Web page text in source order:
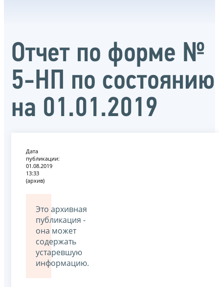
Отчет по форме №
5-НП по состоянию
на 01.01.2019
Дата
публикации:
01.08.2019
13:33
(архив)
Это архивная
публикация -
она может
содержать
устаревшую
информацию.